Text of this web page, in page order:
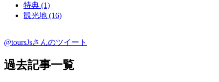
特典 (1)
観光地 (16)
@toursJsさんのツイート
過去記事一覧